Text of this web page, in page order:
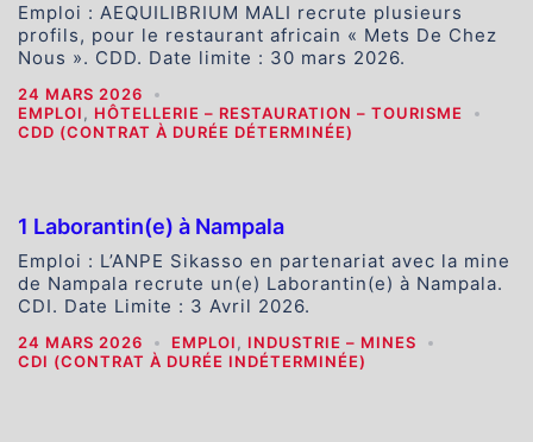
Emploi : AEQUILIBRIUM MALI recrute plusieurs
profils, pour le restaurant africain « Mets De Chez
Nous ». CDD. Date limite : 30 mars 2026.
24 MARS 2026
EMPLOI , HÔTELLERIE – RESTAURATION – TOURISME
CDD (CONTRAT À DURÉE DÉTERMINÉE)
1 Laborantin(e) à Nampala
Emploi : L’ANPE Sikasso en partenariat avec la mine
de Nampala recrute un(e) Laborantin(e) à Nampala.
CDI. Date Limite : 3 Avril 2026.
24 MARS 2026 EMPLOI , INDUSTRIE – MINES
CDI (CONTRAT À DURÉE INDÉTERMINÉE)